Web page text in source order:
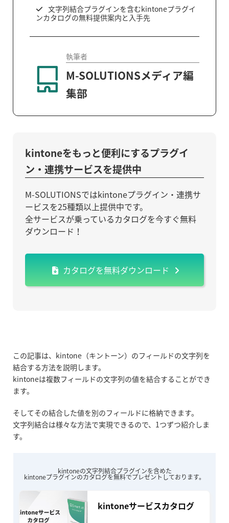
文字列結合プラグインを含むkintoneプラグイ
ンカタログの無料提供案内と入手先
執筆者
M-SOLUTIONSメディア編
集部
kintoneをもっと便利にするプラグイ
ン・連携サービスを提供中
M-SOLUTIONSではkintoneプラグイン・連携サ
ービスを25種類以上提供中です。
全サービスが乗っているカタログを今すぐ無料
ダウンロード！
カタログを無料ダウンロード
この記事は、kintone（キントーン）のフィールドの文字列を
結合する方法を説明します。
kintoneは複数フィールドの文字列の値を結合することができ
ます。
そしてその結合した値を別のフィールドに格納できます。
文字列結合は様々な方法で実現できるので、1つずつ紹介しま
す。
kintoneの文字列結合プラグインを含めた
kintoneプラグインのカタログを無料でプレゼントしております。
kintoneサービスカタログ